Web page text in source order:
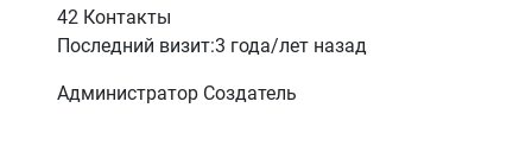
42 Контакты
Последний визит:3 года/лет назад
Администратор Создатель